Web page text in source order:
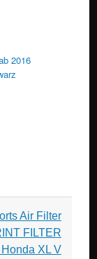
2016
Air Filter
FILTER
XL V